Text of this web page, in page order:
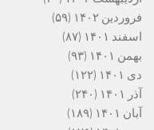
فروردین ۱۴۰۲
(۵۹)
اسفند ۱۴۰۱
(۸۷)
بهمن ۱۴۰۱
(۹۳)
دی ۱۴۰۱
(۱۲۲)
آذر ۱۴۰۱
(۲۴۰)
آبان ۱۴۰۱
(۱۸۹)